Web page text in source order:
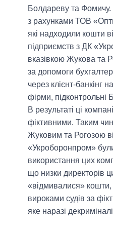
Болдареву та Фомичу.
з рахунками ТОВ
які надходили кошти
підприємств з ДК
вказівкою Жукова та
за допомоги
через клієнт-банкінг
фірми, підконтрольні
В результаті ці
фіктивними. Таким
Жуковим та Рогозою
«Укроборонпром»
використання цих
що низки директорів
«відмивалися» кошти,
вироками судів за
яке наразі